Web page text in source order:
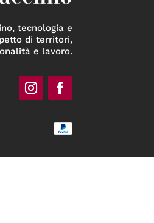
tecnologia e
di territori,
e lavoro.